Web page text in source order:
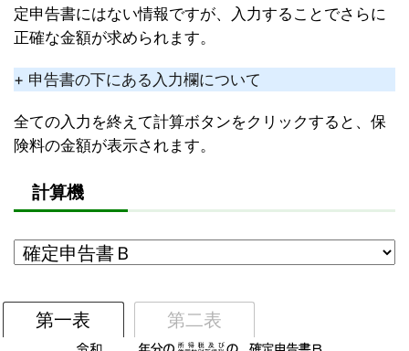
定申告書にはない情報ですが、入力することでさらに
正確な金額が求められます。
+ 申告書の下にある入力欄について
全ての入力を終えて計算ボタンをクリックすると、保
険料の金額が表示されます。
計算機